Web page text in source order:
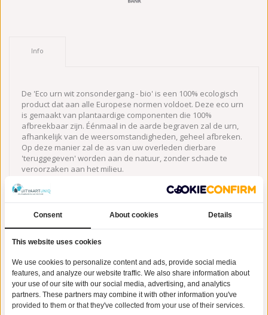
Info
De 'Eco urn wit zonsondergang - bio' is een 100% ecologisch
product dat aan alle Europese normen voldoet. Deze eco urn
is gemaakt van plantaardige componenten die 100%
afbreekbaar zijn. Éénmaal in de aarde begraven zal de urn,
afhankelijk van de weersomstandigheden, geheel afbreken.
Op deze manier zal de as van uw overleden dierbare
'teruggegeven' worden aan de natuur, zonder schade te
veroorzaken aan het milieu.
De 'Eco urn wit zonsondergang - bio' heeft een witte
basiskleur en is bovenaan voorzien van een afbeelding van
een prachtige zonsondergang. Het gedeelte van de urn dat
unieke wijze. De urn is 27,5 cm hoog, weegt 0.50 Kg en heeft
deze unieke urn in eerste instantie een mooi plekje in huis te
geven, alvorens u de urn gaat begraven in de aarde. Afscheid
nemen hoeft dus niet meteen, u kiest zelf het juiste moment
uit. Prachtigebiologisch afbreekbare urnen, voor een Eerlijke
prijs bij UitvaartUniq.nl.
Consent About cookies Details
This website uses cookies
We use cookies to personalize content and ads, provide social media
features, and analyze our website traffic. We also share information about
your use of our site with our social media, advertising, and analytics
partners. These partners may combine it with other information you've
provided to them or that they've collected from your use of their services.